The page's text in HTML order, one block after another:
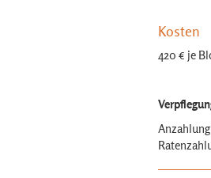
Kosten
420 € je